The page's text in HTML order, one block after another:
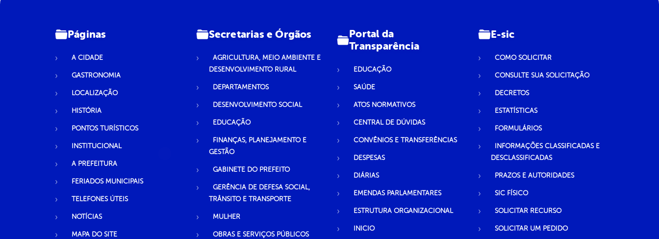
Páginas
A CIDADE
GASTRONOMIA
LOCALIZAÇÃO
HISTÓRIA
PONTOS TURÍSTICOS
INSTITUCIONAL
A PREFEITURA
FERIADOS MUNICIPAIS
TELEFONES ÚTEIS
NOTÍCIAS
MAPA DO SITE
Secretarias e Órgãos
AGRICULTURA, MEIO AMBIENTE E
DESENVOLVIMENTO RURAL
DEPARTAMENTOS
DESENVOLVIMENTO SOCIAL
EDUCAÇÃO
FINANÇAS, PLANEJAMENTO E
GESTÃO
GABINETE DO PREFEITO
GERÊNCIA DE DEFESA SOCIAL,
TRÂNSITO E TRANSPORTE
MULHER
OBRAS E SERVIÇOS PÚBLICOS
Portal da
Transparência
EDUCAÇÃO
SAÚDE
ATOS NORMATIVOS
CENTRAL DE DÚVIDAS
CONVÊNIOS E TRANSFERÊNCIAS
DESPESAS
DIÁRIAS
EMENDAS PARLAMENTARES
ESTRUTURA ORGANIZACIONAL
INICIO
E-sic
COMO SOLICITAR
CONSULTE SUA SOLICITAÇÃO
DECRETOS
ESTATÍSTICAS
FORMULÁRIOS
INFORMAÇÕES CLASSIFICADAS E
DESCLASSIFICADAS
PRAZOS E AUTORIDADES
SIC FÍSICO
SOLICITAR RECURSO
SOLICITAR UM PEDIDO